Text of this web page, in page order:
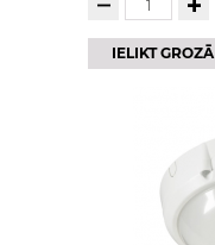
IELIKT GROZĀ